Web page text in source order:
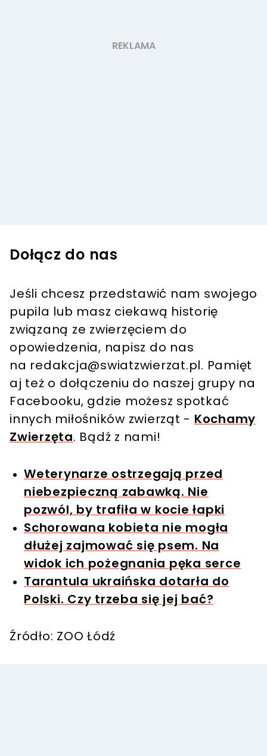
Dołącz do nas
Jeśli chcesz przedstawić nam swojego
pupila lub masz ciekawą historię
związaną ze zwierzęciem do
opowiedzenia, napisz do nas
na redakcja@swiatzwierzat.pl. Pamięt
aj też o dołączeniu do naszej grupy na
Facebooku, gdzie możesz spotkać
innych miłośników zwierząt - Kochamy
Zwierzęta. Bądź z nami!
Weterynarze ostrzegają przed
niebezpieczną zabawką. Nie
pozwól, by trafiła w kocie łapki
Schorowana kobieta nie mogła
dłużej zajmować się psem. Na
widok ich pożegnania pęka serce
Tarantula ukraińska dotarła do
Polski. Czy trzeba się jej bać?
Źródło: ZOO Łódź